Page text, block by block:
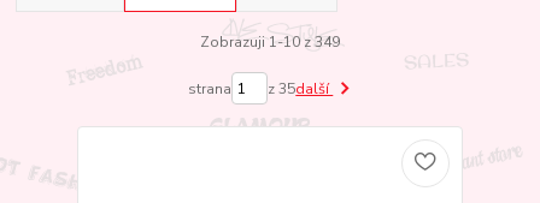
Zobrazuji 1-10 z 349
strana z 35další